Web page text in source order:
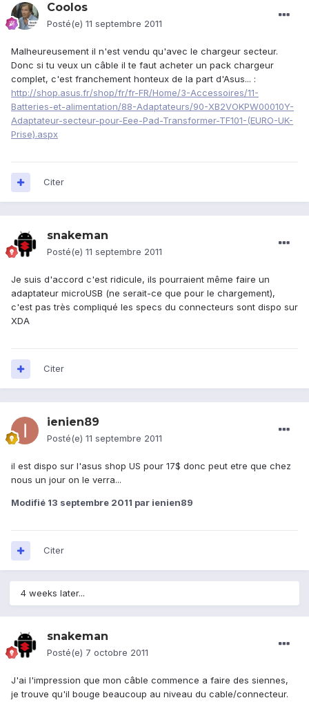
Coolos
Posté(e) 11 septembre 2011
Malheureusement il n'est vendu qu'avec le chargeur secteur.
Donc si tu veux un câble il te faut acheter un pack chargeur
complet, c'est franchement honteux de la part d'Asus... :
http://shop.asus.fr/shop/fr/fr-FR/Home/3-Accessoires/11-
Batteries-et-alimentation/88-Adaptateurs/90-XB2VOKPW00010Y-
Adaptateur-secteur-pour-Eee-Pad-Transformer-TF101-(EURO-UK-
Prise).aspx
Citer
snakeman
Posté(e) 11 septembre 2011
Je suis d'accord c'est ridicule, ils pourraient même faire un
adaptateur microUSB (ne serait-ce que pour le chargement),
c'est pas très compliqué les specs du connecteurs sont dispo sur
XDA
Citer
ienien89
Posté(e) 11 septembre 2011
il est dispo sur l'asus shop US pour 17$ donc peut etre que chez
nous un jour on le verra...
Modifié 13 septembre 2011 par ienien89
Citer
4 weeks later...
snakeman
Posté(e) 7 octobre 2011
J'ai l'impression que mon câble commence a faire des siennes,
je trouve qu'il bouge beaucoup au niveau du cable/connecteur.